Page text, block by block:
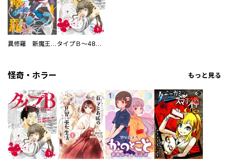
異修羅 新魔王戦争 タイプＢ～48時間後、致死率100％～【単話】
怪奇・ホラー もっと見る